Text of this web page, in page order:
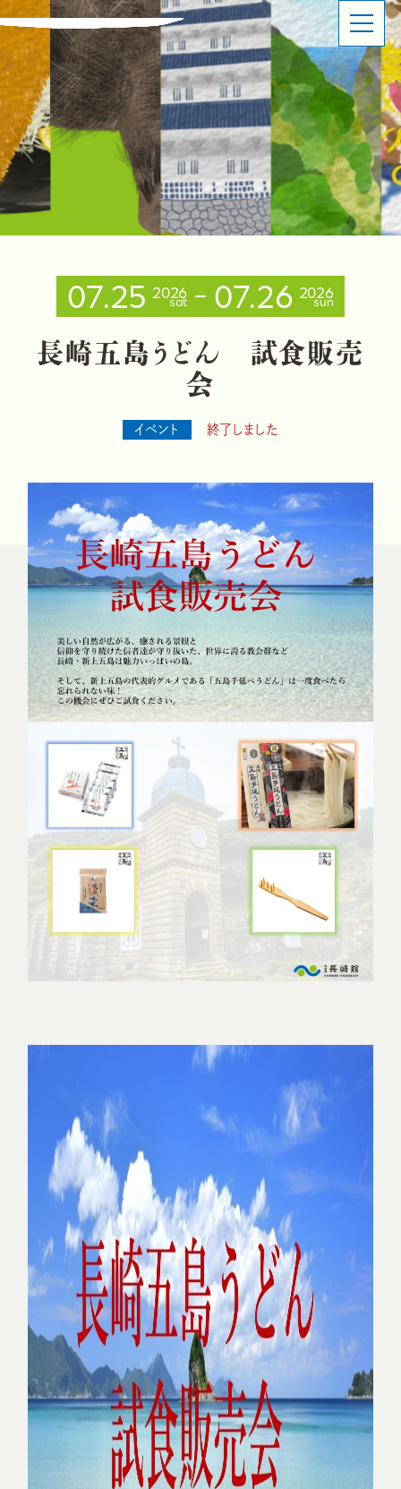
ABOUT
日本橋長崎館とは
SHOP OVERVIEW
ショップ概要
LATEST NEWS
お知らせ
LATEST EVENTS
イベント情報
PRODUCT INFORMATION CONTACT
お問い合わせ
イベントスペースのご利用について
プライバシーポリシー
07.25 2026
sat 07.26 2026
sun
長崎五 島 う どん 試食販売
会
イベント 終了しました